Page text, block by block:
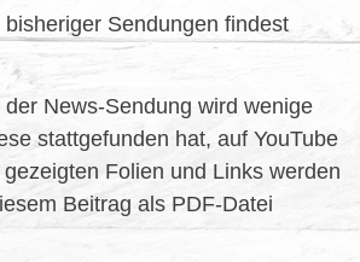
Sendungen findest
News-Sendung wird wenige
stattgefunden hat, auf YouTube
Folien und Links werden
Beitrag als PDF-Datei